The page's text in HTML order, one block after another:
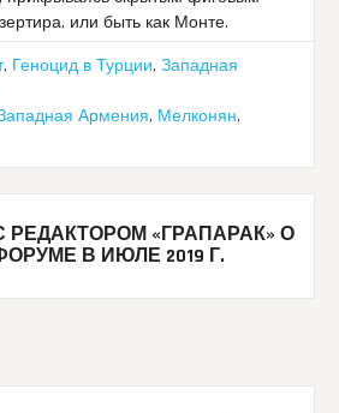
или быть как Монте.
, Геноцид в Турции, Западная
Армения, Мелконян,
«ГРАПАРАК» О
В ИЮЛЕ 2019 Г.